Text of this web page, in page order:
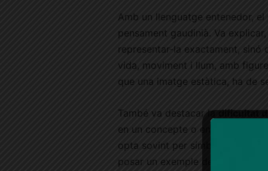
Amb un llenguatge entenedor,
pensament gaudinià. Va
representar-la exactament, sinó
vida, moviment i llum, amb
que una imatge estàtica, ha de
També va destacar ladificultat
en un concepte o en una
opta sovint per símbols, com la
posar un exemple de la llum